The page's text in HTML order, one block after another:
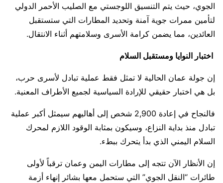
الجوي، حيث يتم التنسيق اللوجستي مع الصليب الأحمر الدولي
لتأمين ممرات جوية آمنة وتحديد المطارات التي ستستقبل
العائدين، مما يضمن كرامة الأسرى وسلامتهم أثناء الانتقال.
اختبار النوايا ومستقبل السلام
​إن جولة عمان الحالية لا تمثل فقط عملية تبادل لأسرى حرب،
بل هي اختبار حقيقي للإرادة السياسية لجميع الأطراف المعنية.
فالنجاح في إعادة 2,900 شخص إلى أهاليهم سيمثل أكبر عملية
تبادل منذ بداية النزاع، وسيكون بمثابة الوقود اللازم لمحرك
السلام اليمني الذي بدأ يتحرك ببطء.
إن الأنظار الآن تتجه إلى مطارات اليمن وعمان ترقباً لأولى
طائرات “النقل الجوي” التي ستحمل معها بشائر إنهاء أزمة